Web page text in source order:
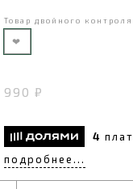
Товар двойного контроля
❤
990 ₽
4
подробнее...